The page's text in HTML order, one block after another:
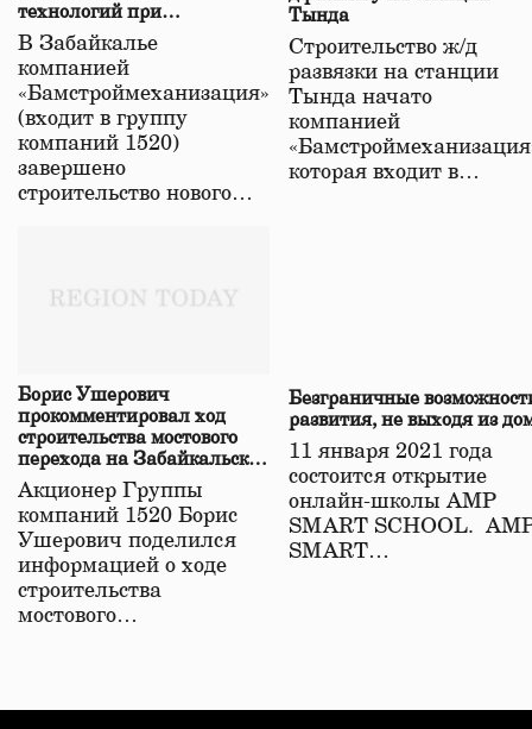
технологий при
строительстве нового моста
в Забайкалье
В Забайкалье
компанией
«Бамстроймеханизация»
(входит в группу
компаний 1520)
завершено
строительство нового…
Тында
Строительство ж/д
развязки на станции
Тында начато
компанией
которая входит в…
Борис Ушерович
прокомментировал ход
строительства мостового
перехода на Забайкальской
железной дороге
Акционер Группы
компаний 1520 Борис
Ушерович поделился
информацией о ходе
строительства
мостового…
Безграничные
развития, не выходя из
11 января 2021 года
состоится открытие
онлайн-школы АМР
SMART SCHOOL.
SMART…